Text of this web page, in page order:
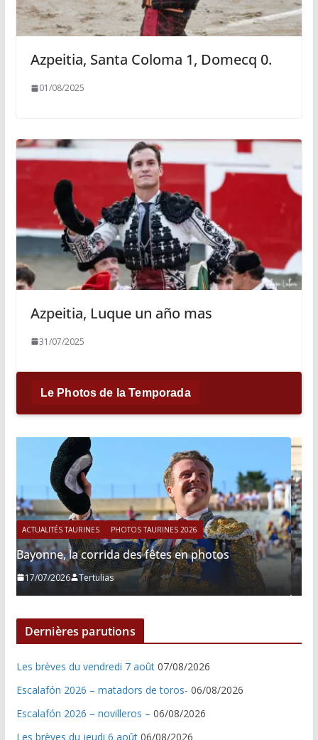
Azpeitia, Santa Coloma 1, Domecq 0.
01/08/2025
Azpeitia, Luque un año mas
31/07/2025
Le Photos de la Temporada
ACTUALITÉS TAURINES PHOTOS TAURINES 2026
Istres, le retour de Cesar Rincon en photos
21/06/2026 Tertulias
Dernières parutions
Les brèves du vendredi 7 août 07/08/2026
Escalafón 2026 – matadors de toros- 06/08/2026
Escalafón 2026 – novilleros – 06/08/2026
Les brèves du jeudi 6 août 06/08/2026